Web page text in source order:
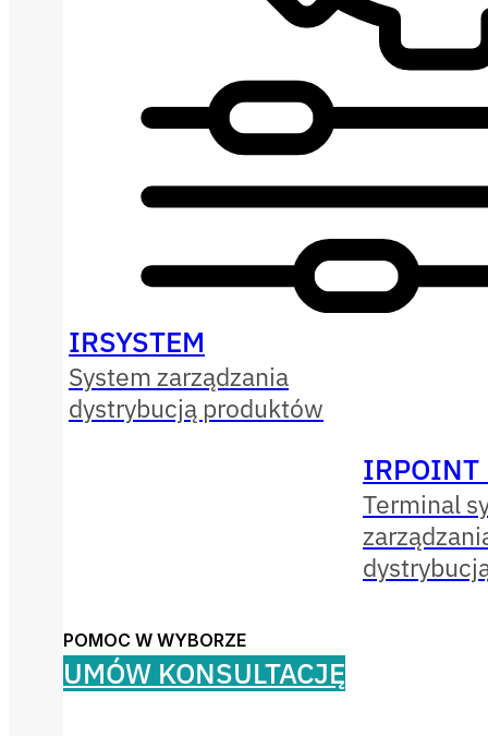
IRSYSTEM
System zarządzania
dystrybucją produktów
IRPOINT
Terminal
POMOC W WYBORZE
UMÓW KONSULTACJĘ